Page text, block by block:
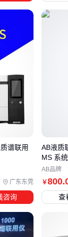
前者对挥发性有
：配备
属元素分析需求
础检测：
分析
的配套：哪些
月使用
纯度的氮气
：直径2.1mm的色
带温度控制的自
移
广东东莞
谱联用
咨询
￥800
AB液质
MS 系
AB品牌
查